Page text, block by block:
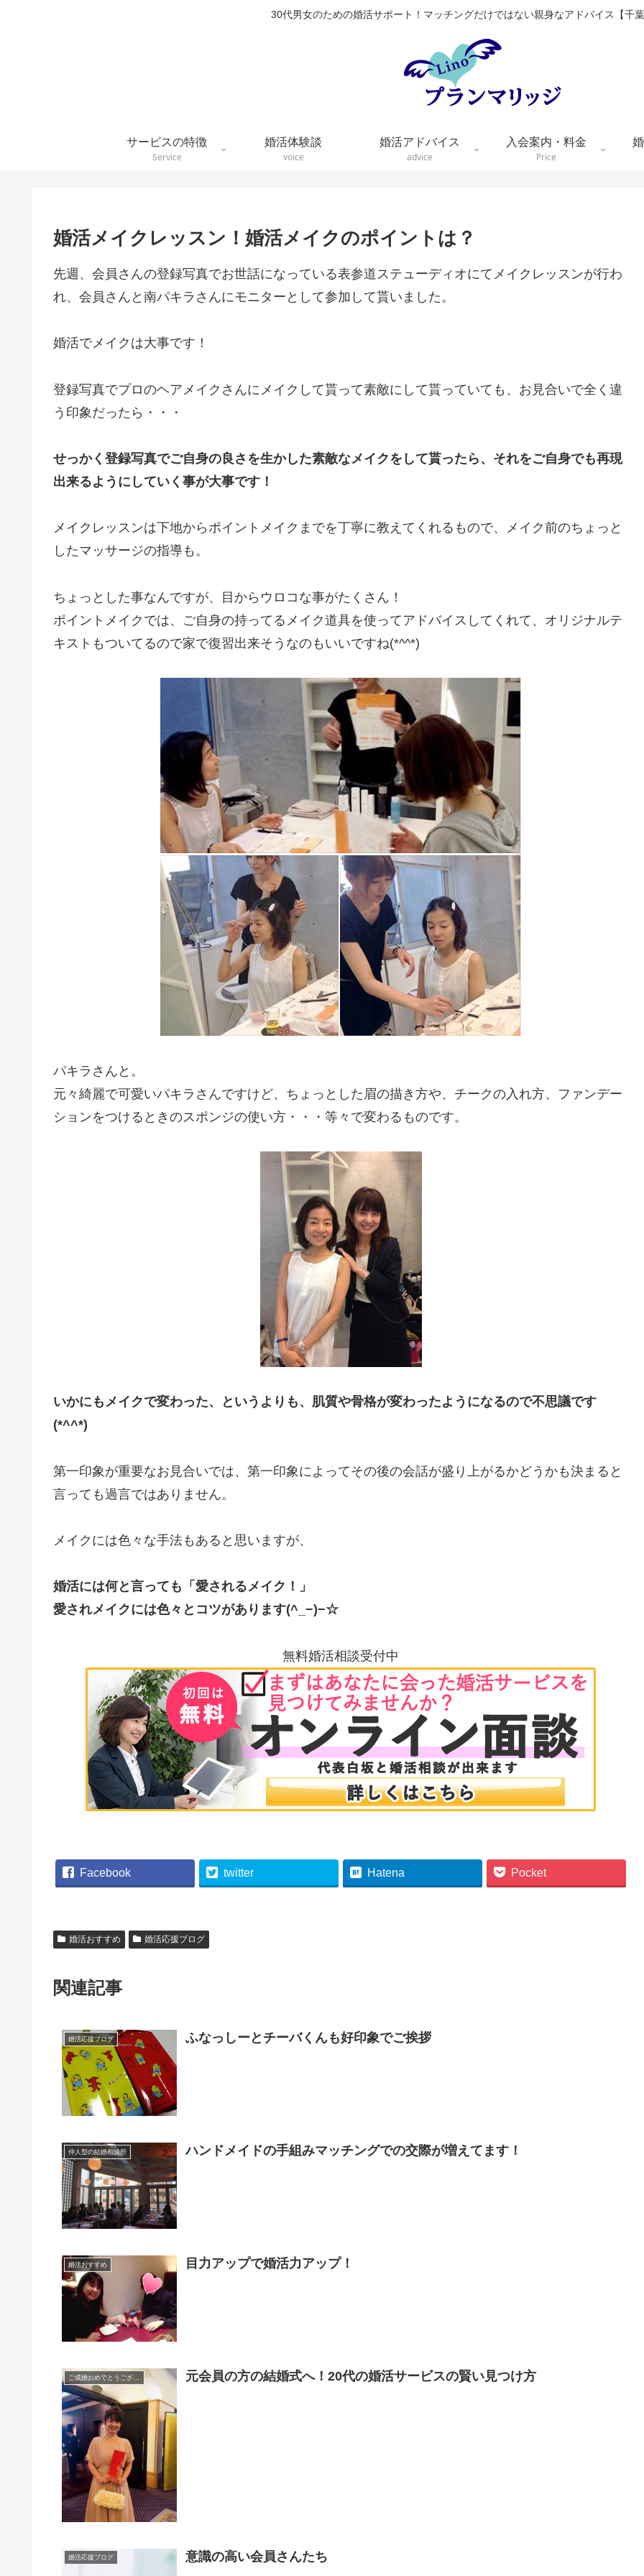
30代男女のための婚活サポート！マッチングだけではない親身なアドバイス【千
サービスの特徴
Service
婚活体験談
voice
婚活アドバイス
advice
入会案内・料金
Price
婚活メイクレッスン！婚活メイクのポイントは？
先週、会員さんの登録写真でお世話になっている表参道ステューディオにてメイクレッスンが行わ
れ、会員さんと南パキラさんにモニターとして参加して貰いました。
婚活でメイクは大事です！
登録写真でプロのヘアメイクさんにメイクして貰って素敵にして貰っていても、お見合いで全く違
う印象だったら・・・
せっかく登録写真でご自身の良さを生かした素敵なメイクをして貰ったら、それをご自身でも再現
出来るようにしていく事が大事です！
メイクレッスンは下地からポイントメイクまでを丁寧に教えてくれるもので、メイク前のちょっと
したマッサージの指導も。
ちょっとした事なんですが、目からウロコな事がたくさん！
ポイントメイクでは、ご自身の持ってるメイク道具を使ってアドバイスしてくれて、オリジナルテ
キストもついてるので家で復習出来そうなのもいいですね(*^^*)
パキラさんと。
元々綺麗で可愛いパキラさんですけど、ちょっとした眉の描き方や、チークの入れ方、ファンデー
ションをつけるときのスポンジの使い方・・・等々で変わるものです。
いかにもメイクで変わった、というよりも、肌質や骨格が変わったようになるので不思議です
(*^^*)
第一印象が重要なお見合いでは、第一印象によってその後の会話が盛り上がるかどうかも決まると
言っても過言ではありません。
メイクには色々な手法もあると思いますが、
婚活には何と言っても「愛されるメイク！」
愛されメイクには色々とコツがあります(^_−)−☆
無料婚活相談受付中
Facebook twitter Hatena Pocket
婚活おすすめ 婚活応援ブログ
関連記事
婚活応援ブログ ふなっしーとチーバくんも好印象でご挨拶
仲人型の結婚相談所 ハンドメイドの手組みマッチングでの交際が増えてます！
婚活おすすめ 目力アップで婚活力アップ！
ご成婚おめでとうございます 元会員の方の結婚式へ！20代の婚活サービスの賢い見つけ方
婚活応援ブログ 意識の高い会員さんたち